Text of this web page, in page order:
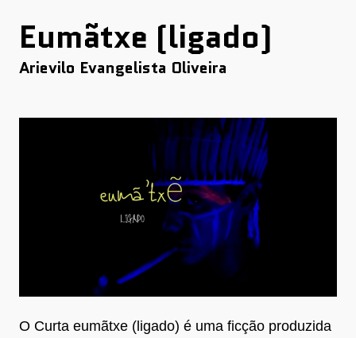
Eumãtxe (ligado)
Arievilo Evangelista Oliveira
O Curta eumãtxe (ligado) é uma ficção produzida